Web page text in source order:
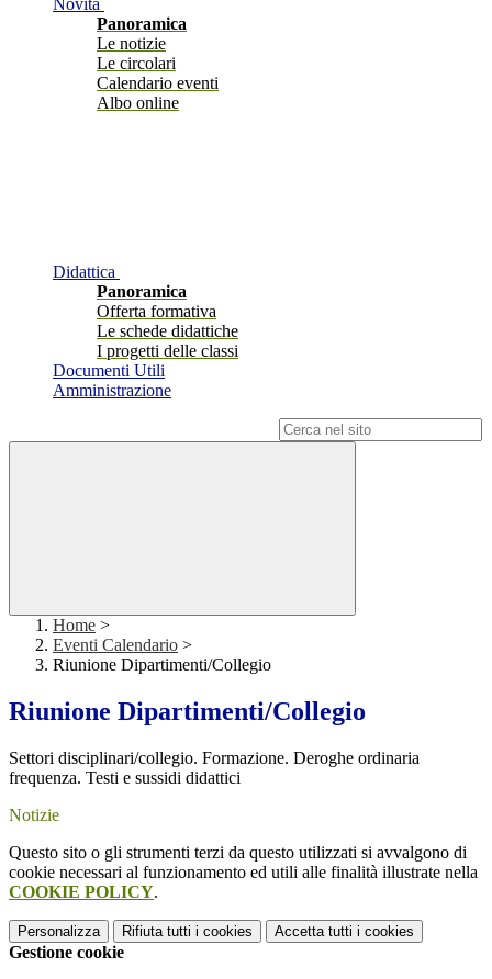
Novità
Panoramica
Le notizie
Le circolari
Calendario eventi
Albo online
Didattica
Panoramica
Offerta formativa
Le schede didattiche
I progetti delle classi
Documenti Utili
Amministrazione
Home >
Eventi Calendario >
Riunione Dipartimenti/Collegio
Riunione Dipartimenti/Collegio
Settori disciplinari/collegio. Formazione. Deroghe ordinaria
frequenza. Testi e sussidi didattici
Notizie
Questo sito o gli strumenti terzi da questo utilizzati si avvalgono di
cookie necessari al funzionamento ed utili alle finalità illustrate nella
COOKIE POLICY.
Personalizza Rifiuta tutti i cookies Accetta tutti i cookies
Gestione cookie